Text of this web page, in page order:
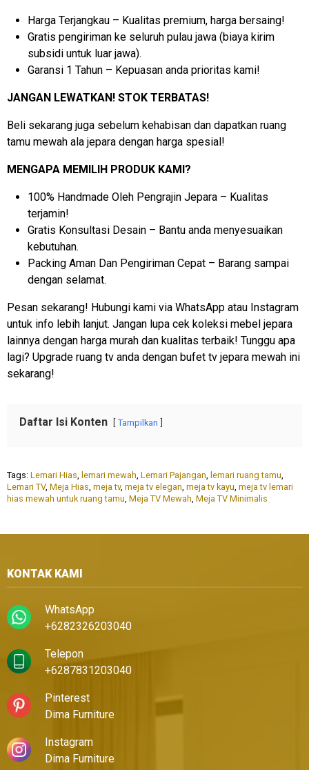
Harga Terjangkau – Kualitas premium, harga bersaing!
Gratis pengiriman ke seluruh pulau jawa (biaya kirim
subsidi untuk luar jawa).
Garansi 1 Tahun – Kepuasan anda prioritas kami!
JANGAN LEWATKAN! STOK TERBATAS!
Beli sekarang juga sebelum kehabisan dan dapatkan ruang
tamu mewah ala jepara dengan harga spesial!
MENGAPA MEMILIH PRODUK KAMI?
100% Handmade Oleh Pengrajin Jepara – Kualitas
terjamin!
Gratis Konsultasi Desain – Bantu anda menyesuaikan
kebutuhan.
Packing Aman Dan Pengiriman Cepat – Barang sampai
dengan selamat.
Pesan sekarang! Hubungi kami via WhatsApp atau Instagram
untuk info lebih lanjut. Jangan lupa cek koleksi mebel jepara
lainnya dengan harga murah dan kualitas terbaik! Tunggu apa
lagi? Upgrade ruang tv anda dengan bufet tv jepara mewah ini
sekarang!
Daftar Isi Konten Tampilkan
Tags: Lemari Hias lemari mewah Lemari Pajangan lemari ruang tamu
Lemari TV, Meja Hias meja tv, meja tv elegan meja tv kayu meja tv lemari
hias mewah untuk ruang tamu Meja TV Mewah Meja TV Minimalis
KONTAK KAMI
WhatsApp
+6282326203040
Telepon
+6287831203040
Pinterest
Dima Furniture
Instagram
Dima Furniture